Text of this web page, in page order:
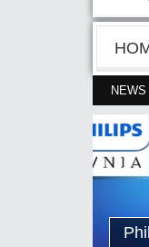
NEWS
4ης γενιάς QD-OLED